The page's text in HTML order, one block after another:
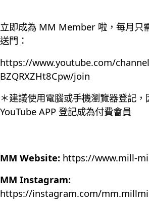
立即成為 MM Member 啦，每月只
送門：
https://www.youtube.com/
BZQRXZHt8Cpw/join
＊建議使用電腦或手機瀏覽器登記
YouTube APP 登記成為付費會員
MM Website: https://www.mill-
MM Instagram:
https://instagram.com/